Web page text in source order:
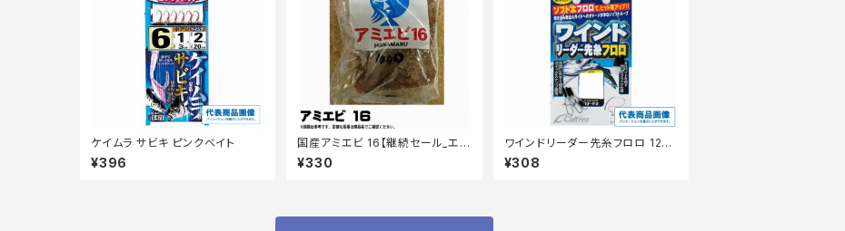
ケイムラ サビキ ピンクベイト
¥396
国産アミエビ 16【継続セール_エ
サ】
¥330
ワインドリーダー先糸フロロ 12ー
S 10ｃm
¥308